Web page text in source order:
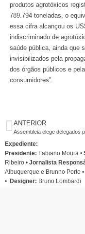
produtos agrotóxicos
789.794 toneladas, o
essa cifra alcançou os
indiscriminado de
saúde pública, ainda que
invisibilizados pela
dos órgãos públicos e
consumidores”.
ANTERIOR
Expediente:
Presidente: Fabiano Moura •
Ribeiro • Jornalista
Albuquerque e Brunno Porto •
• Designer: Bruno Lombardi